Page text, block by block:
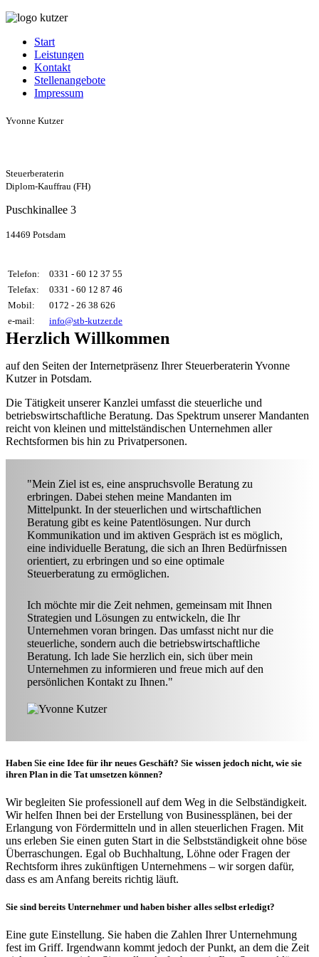
Start
Leistungen
Kontakt
Stellenangebote
Impressum
Yvonne Kutzer
Steuerberaterin
Diplom-Kauffrau (FH)
Puschkinallee 3
14469 Potsdam
Telefon:
0331 - 60 12 37 55
Telefax:
0331 - 60 12 87 46
Mobil:
0172 - 26 38 626
e-mail:
info@stb-kutzer.de
Herzlich Willkommen
auf den Seiten der Internetpräsenz Ihrer Steuerberaterin Yvonne
Kutzer in Potsdam.
Die Tätigkeit unserer Kanzlei umfasst die steuerliche und
betriebswirtschaftliche Beratung. Das Spektrum unserer Mandanten
reicht von kleinen und mittelständischen Unternehmen aller
Rechtsformen bis hin zu Privatpersonen.
"Mein Ziel ist es, eine anspruchsvolle Beratung zu
erbringen. Dabei stehen meine Mandanten im
Mittelpunkt. In der steuerlichen und wirtschaftlichen
Beratung gibt es keine Patentlösungen. Nur durch
Kommunikation und im aktiven Gespräch ist es möglich,
eine individuelle Beratung, die sich an Ihren Bedürfnissen
orientiert, zu erbringen und so eine optimale
Steuerberatung zu ermöglichen.
Ich möchte mir die Zeit nehmen, gemeinsam mit Ihnen
Strategien und Lösungen zu entwickeln, die Ihr
Unternehmen voran bringen. Das umfasst nicht nur die
steuerliche, sondern auch die betriebswirtschaftliche
Beratung. Ich lade Sie herzlich ein, sich über mein
Unternehmen zu informieren und freue mich auf den
persönlichen Kontakt zu Ihnen."
Haben Sie eine Idee für ihr neues Geschäft? Sie wissen jedoch nicht, wie sie
ihren Plan in die Tat umsetzen können?
Wir begleiten Sie professionell auf dem Weg in die Selbständigkeit.
Wir helfen Ihnen bei der Erstellung von Businessplänen, bei der
Erlangung von Fördermitteln und in allen steuerlichen Fragen. Mit
uns erleben Sie einen guten Start in die Selbstständigkeit ohne böse
Überraschungen. Egal ob Buchhaltung, Löhne oder Fragen der
Rechtsform ihres zukünftigen Unternehmens – wir sorgen dafür,
dass es am Anfang bereits richtig läuft.
Sie sind bereits Unternehmer und haben bisher alles selbst erledigt?
Eine gute Einstellung. Sie haben die Zahlen Ihrer Unternehmung
fest im Griff. Irgendwann kommt jedoch der Punkt, an dem die Zeit